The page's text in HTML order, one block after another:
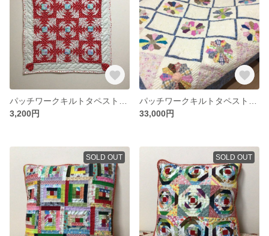
3,200円
33,000円
SOLD OUT SOLD OUT